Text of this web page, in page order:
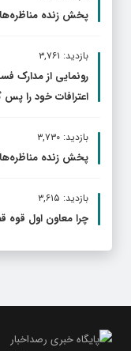
پخش زنده
بازدید: ۳,۷۶۱
رونمایی از مدارک
اعترافات خود را پس
بازدید: ۳,۷۳۰
پخش زنده
بازدید: ۳,۶۱۵
چرا معاون اول قوه